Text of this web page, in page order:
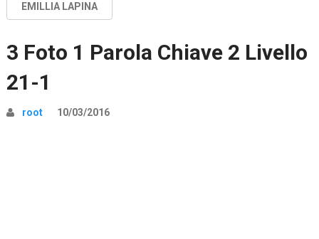
EMILLIA LAPINA
3 Foto 1 Parola Chiave 2 Livello
21-1
root 10/03/2016